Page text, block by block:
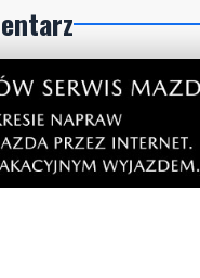
z prawem